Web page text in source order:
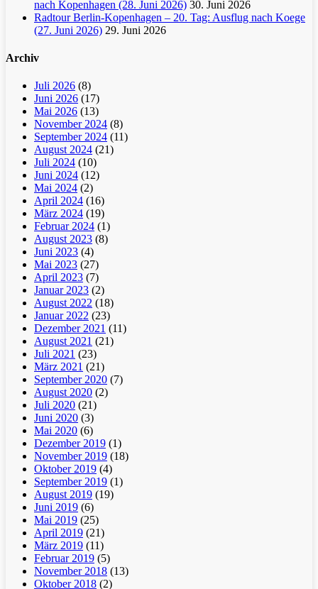
nach Kopenhagen (28. Juni 2026) 30. Juni 2026
Radtour Berlin-Kopenhagen – 20. Tag: Ausflug nach Koege
(27. Juni 2026) 29. Juni 2026
Archiv
Juli 2026 (8)
Juni 2026 (17)
Mai 2026 (13)
November 2024 (8)
September 2024 (11)
August 2024 (21)
Juli 2024 (10)
Juni 2024 (12)
Mai 2024 (2)
April 2024 (16)
März 2024 (19)
Februar 2024 (1)
August 2023 (8)
Juni 2023 (4)
Mai 2023 (27)
April 2023 (7)
Januar 2023 (2)
August 2022 (18)
Januar 2022 (23)
Dezember 2021 (11)
August 2021 (21)
Juli 2021 (23)
März 2021 (21)
September 2020 (7)
August 2020 (2)
Juli 2020 (21)
Juni 2020 (3)
Mai 2020 (6)
Dezember 2019 (1)
November 2019 (18)
Oktober 2019 (4)
September 2019 (1)
August 2019 (19)
Juni 2019 (6)
Mai 2019 (25)
April 2019 (21)
März 2019 (11)
Februar 2019 (5)
November 2018 (13)
Oktober 2018 (2)